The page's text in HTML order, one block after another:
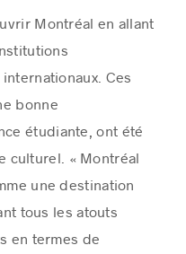
Montréal en allant
Ces
bonne
étudiante, ont été
culturel. « Montréal
une destination
tous les atouts
en termes de